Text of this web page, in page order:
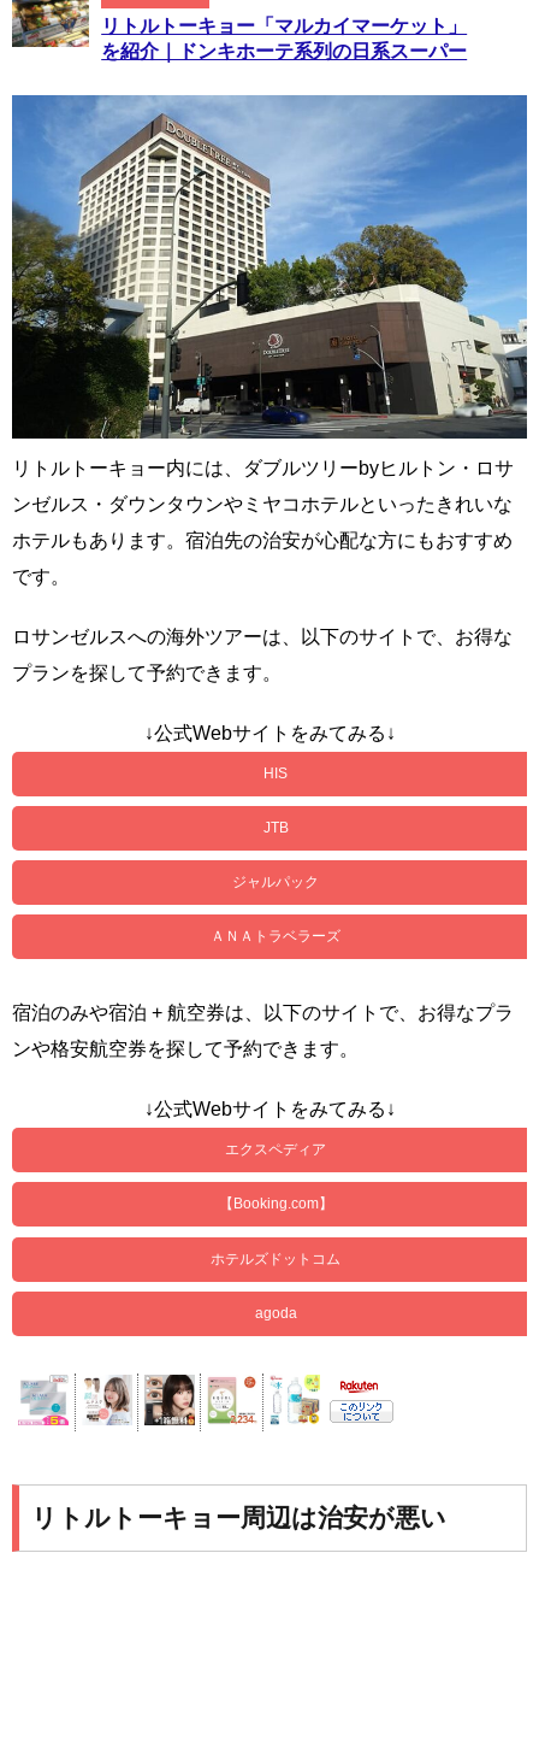
リトルトーキョー「マルカイマーケット」
を紹介｜ドンキホーテ系列の日系スーパー
リトルトーキョー内には、ダブルツリーbyヒルトン・ロサ
ンゼルス・ダウンタウンやミヤコホテルといったきれいな
ホテルもあります。宿泊先の治安が心配な方にもおすすめ
です。
ロサンゼルスへの海外ツアーは、以下のサイトで、お得な
プランを探して予約できます。
↓公式Webサイトをみてみる↓
HIS
JTB
ジャルパック
ＡＮＡトラベラーズ
宿泊のみや宿泊 + 航空券は、以下のサイトで、お得なプラ
ンや格安航空券を探して予約できます。
↓公式Webサイトをみてみる↓
エクスペディア
【Booking.com】
ホテルズドットコム
agoda
リトルトーキョー周辺は治安が悪い